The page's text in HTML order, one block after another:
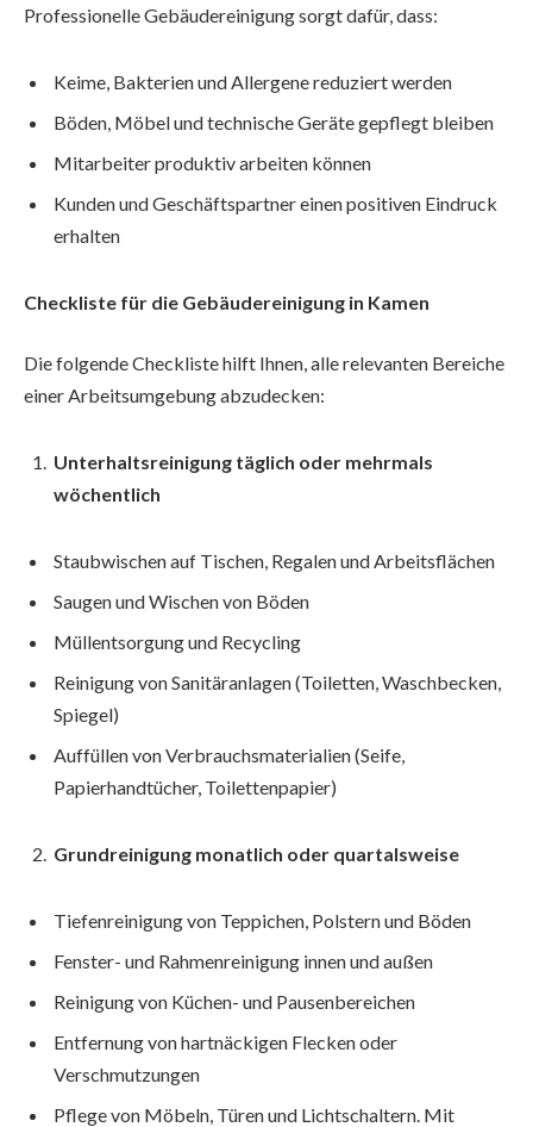
Professionelle Gebäudereinigung sorgt dafür, dass:
Keime, Bakterien und Allergene reduziert werden
Böden, Möbel und technische Geräte gepflegt bleiben
Mitarbeiter produktiv arbeiten können
Kunden und Geschäftspartner einen positiven Eindruck
erhalten
Checkliste für die Gebäudereinigung in Kamen
Die folgende Checkliste hilft Ihnen, alle relevanten Bereiche
einer Arbeitsumgebung abzudecken:
Unterhaltsreinigung täglich oder mehrmals
wöchentlich
Staubwischen auf Tischen, Regalen und Arbeitsflächen
Saugen und Wischen von Böden
Müllentsorgung und Recycling
Reinigung von Sanitäranlagen (Toiletten, Waschbecken,
Spiegel)
Auffüllen von Verbrauchsmaterialien (Seife,
Papierhandtücher, Toilettenpapier)
Grundreinigung monatlich oder quartalsweise
Tiefenreinigung von Teppichen, Polstern und Böden
Fenster- und Rahmenreinigung innen und außen
Reinigung von Küchen- und Pausenbereichen
Entfernung von hartnäckigen Flecken oder
Verschmutzungen
Pflege von Möbeln, Türen und Lichtschaltern. Mit